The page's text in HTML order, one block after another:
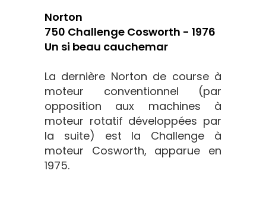
Norton
750 Challenge Cosworth - 1976
Un si beau cauchemar
La dernière Norton de course à
moteur conventionnel (par
opposition aux machines à
moteur rotatif développées par
la suite) est la Challenge à
moteur Cosworth, apparue en
1975.